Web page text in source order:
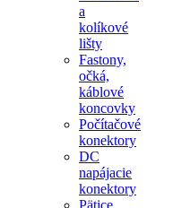
a
kolíkové
lišty
Fastony,
očká,
káblové
koncovky
Počítačové
konektory
DC
napájacie
konektory
Pätice,